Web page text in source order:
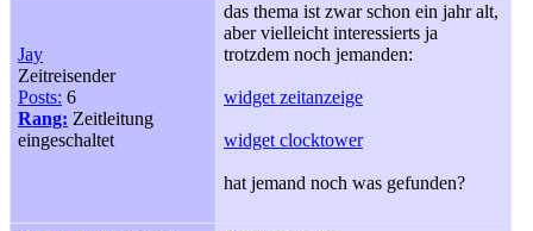
Jay
Zeitreisender
Posts: 6
Rang: Zeitleitung
eingeschaltet
das thema ist zwar schon ein jahr alt,
aber vielleicht interessierts ja
trotzdem noch jemanden:
widget zeitanzeige
widget clocktower
hat jemand noch was gefunden?